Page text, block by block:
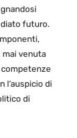
futuro.
mai venuta
l’auspicio di
di